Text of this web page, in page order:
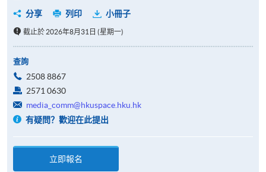
分享
列印 小冊子
截止於 2026年8月31日 (星期一)
查詢
2508 8867
2571 0630
media_comm@hkuspace.hku.hk
有疑問？歡迎在此提出
立即報名